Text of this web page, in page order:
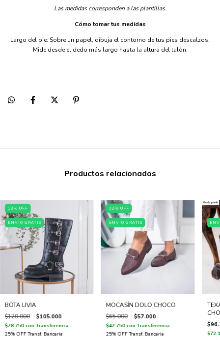
Las medidas corresponden a las plantillas.
Cómo tomar tus medidas
Largo del pie: Sobre un papel, dibuja el contorno de tus pies descalzos.
Mide desde el dedo más largo hasta la altura del talón.
Productos relacionados
13% OFF
ENVÍO GRATIS
BOTA LIVIA
$120.000 $105.000
$78.750 con Transferencia
12% OFF
ENVÍO GRATIS
MOCASÍN DOLO CHOCO
$65.000 $57.000
$42.750 con Transferencia